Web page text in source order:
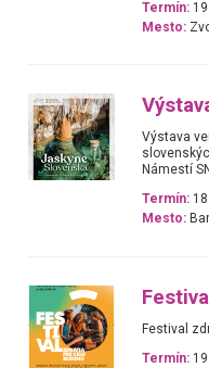
Termín:
Mesto:
Výstava
Námestí
Termín:
Mesto:
Festival
Termín: